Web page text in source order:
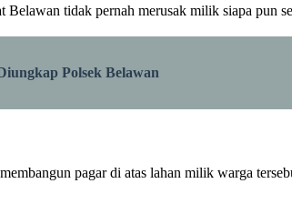
tidak pernah merusak milik siapa pun
Polsek Belawan
pagar di atas lahan milik warga